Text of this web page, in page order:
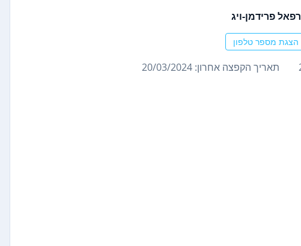
רפאל פרידמן-ויג
הצגת מספר טלפון
תאריך הקפצה אחרון: 20/03/2024